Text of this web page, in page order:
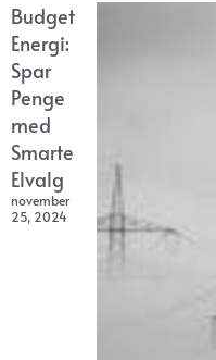
Budget
Energi:
Spar
Penge
med
Smarte
Elvalg
november
25, 2024